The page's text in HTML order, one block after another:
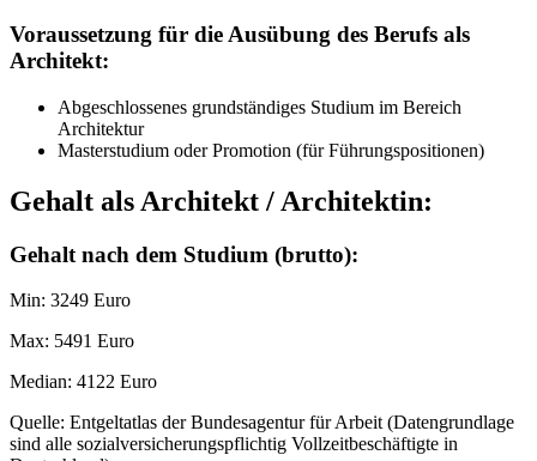
Voraussetzung für die Ausübung des Berufs als
Architekt:
Abgeschlossenes grundständiges Studium im Bereich
Architektur
Masterstudium oder Promotion (für Führungspositionen)
Gehalt als Architekt / Architektin:
Gehalt nach dem Studium (brutto):
Min: 3249 Euro
Max: 5491 Euro
Median: 4122 Euro
Quelle: Entgeltatlas der Bundesagentur für Arbeit (Datengrundlage
sind alle sozialversicherungspflichtig Vollzeitbeschäftigte in